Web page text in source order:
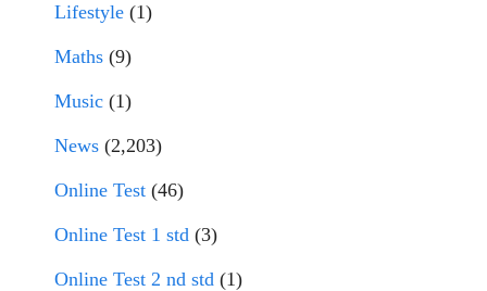
Lifestyle (1)
Maths (9)
Music (1)
News (2,203)
Online Test (46)
Online Test 1 std (3)
Online Test 2 nd std (1)